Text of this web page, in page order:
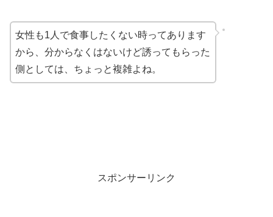
女性も1人で食事したくない時ってあります
から、分からなくはないけど誘ってもらった
側としては、ちょっと複雑よね。
スポンサーリンク